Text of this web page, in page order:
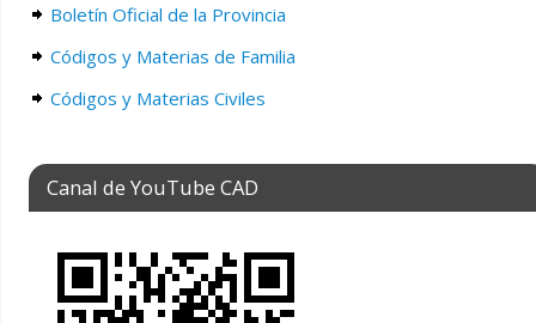
Boletín Oficial de la Provincia
Códigos y Materias de Familia
Códigos y Materias Civiles
Canal de YouTube CAD